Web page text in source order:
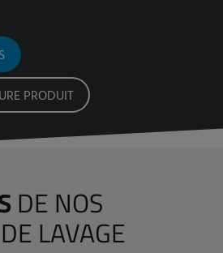
PRODUIT
DE NOS
LAVAGE